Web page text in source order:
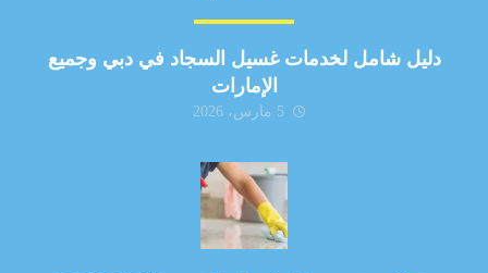
دليل شامل لخدمات غسيل السجاد في دبي وجميع
الإمارات
5 مارس، 2026